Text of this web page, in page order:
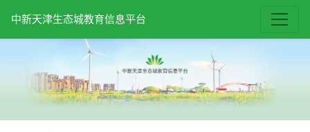
中新天津生态城教育信息平台